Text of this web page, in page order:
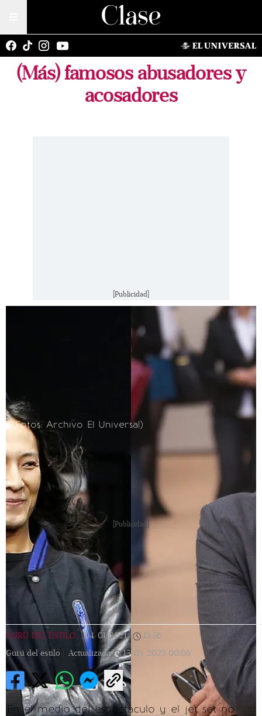
(Más) famosos abusadores y
acosadores
[Publicidad]
(Fotos: Archivo El Universal)
[Publicidad]
GURÚ DEL ESTILO | 04/01/2021 | 13:56
Gurú del estilo |
Actualizada 15/05/2023 00:08
En el medio del espectáculo y el jet set no